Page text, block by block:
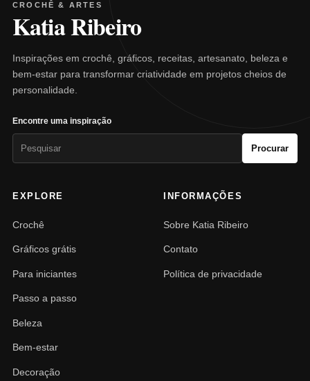
CROCHÊ & ARTES
Katia Ribeiro
Inspirações em crochê, gráficos, receitas, artesanato, beleza e
bem-estar para transformar criatividade em projetos cheios de
personalidade.
Encontre uma inspiração
Procurar
EXPLORE
Crochê
Gráficos grátis
Para iniciantes
Passo a passo
Beleza
Bem-estar
Decoração
INFORMAÇÕES
Sobre Katia Ribeiro
Contato
Política de privacidade